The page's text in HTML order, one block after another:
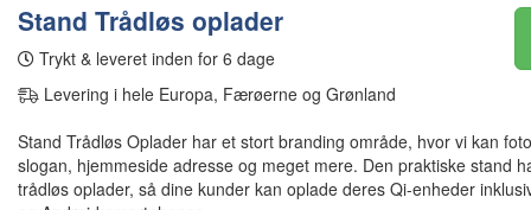
Stand Trådløs oplader
Trykt & leveret inden for 6 dage
Levering i hele Europa, Færøerne og Grønland
Stand Trådløs Oplader har et stort branding område, hvor vi kan
slogan, hjemmeside adresse og meget mere. Den praktiske stand
trådløs oplader, så dine kunder kan oplade deres Qi-enheder